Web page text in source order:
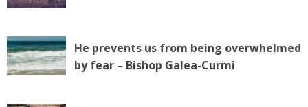
He prevents us from being overwhelmed
by fear – Bishop Galea-Curmi